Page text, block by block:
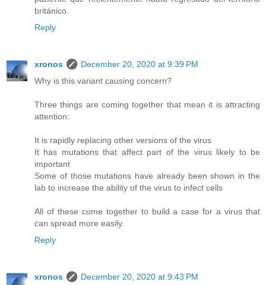
británico.
Reply
xronos
December 20, 2020 at 9:39 PM
Why is this variant causing concern?
Three things are coming together that mean it is attracting
attention:
It is rapidly replacing other versions of the virus
It has mutations that affect part of the virus likely to be
important
Some of those mutations have already been shown in the
lab to increase the ability of the virus to infect cells
All of these come together to build a case for a virus that
can spread more easily.
Reply
xronos
December 20, 2020 at 9:43 PM